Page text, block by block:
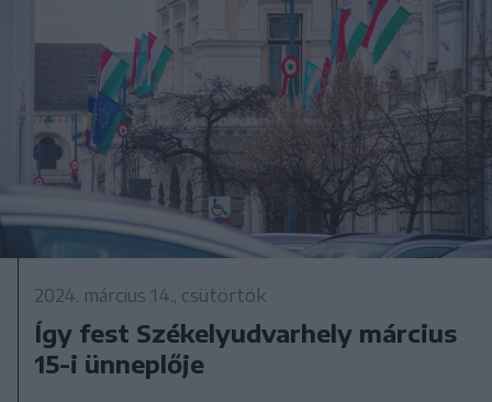
2024. március 14., csütörtök
Így fest Székelyudvarhely március
15-i ünneplője